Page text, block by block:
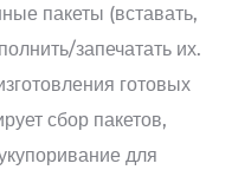
пакеты (вставать,
запечатать их.
готовых
сбор пакетов,
для